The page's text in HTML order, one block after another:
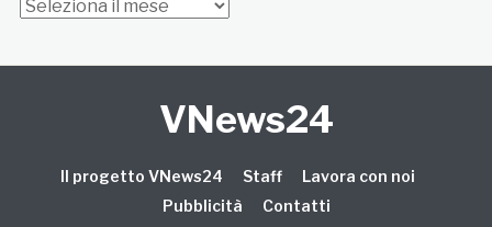
Archivi
VNews24
Il progetto VNews24 Staff
Lavora con noi
Pubblicità
Contatti